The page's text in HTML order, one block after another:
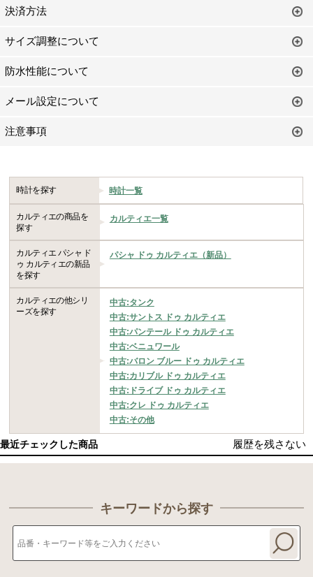
決済方法
サイズ調整について
防水性能について
メール設定について
注意事項
時計を探す 時計一覧
カルティエの商品を
探す
カルティエ一覧
カルティエ パシャ ド
ゥ カルティエの新品
を探す
パシャ ドゥ カルティエ（新品）
カルティエの他シリ
ーズを探す
中古:タンク
中古:サントス ドゥ カルティエ
中古:パンテール ドゥ カルティエ
中古:ベニュワール
中古:バロン ブルー ドゥ カルティエ
中古:カリブル ドゥ カルティエ
中古:ドライブ ドゥ カルティエ
中古:クレ ドゥ カルティエ
中古:その他
最近チェックした商品 履歴を残さない
キーワードから探す